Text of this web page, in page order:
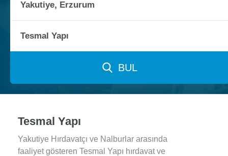
BUL
Tesmal Yapı
Yakutiye Hırdavatçı ve Nalburlar arasında
faaliyet gösteren Tesmal Yapı hırdavat ve